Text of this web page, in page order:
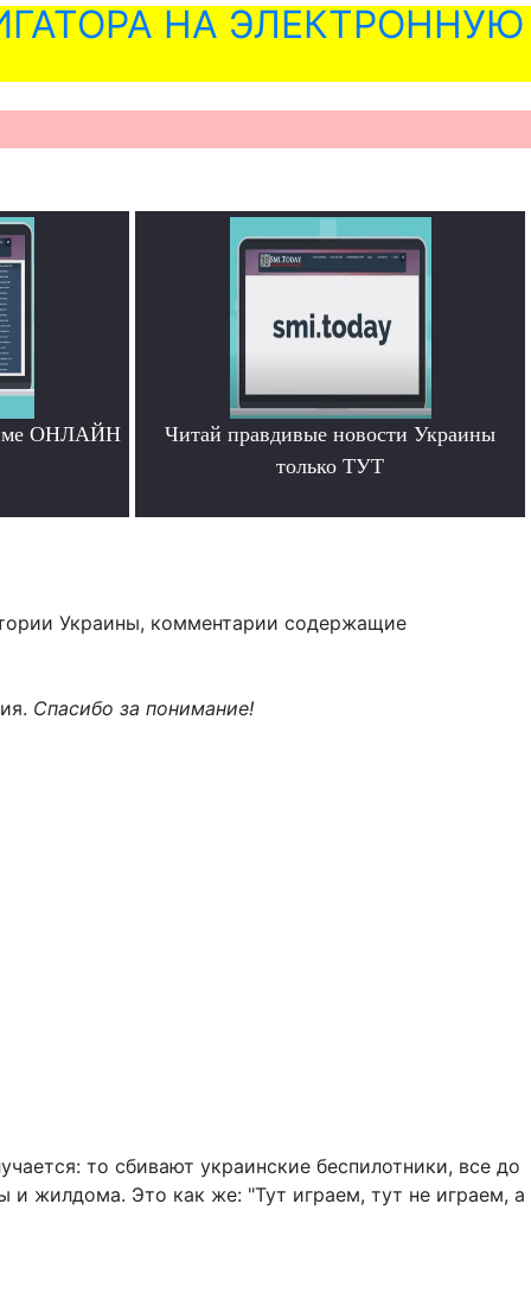
НА ЭЛЕКТРОННУЮ
ОНЛАЙН
Читай правдивые новости Украины
только ТУТ
Украины, комментарии содержащие
Спасибо за понимание!